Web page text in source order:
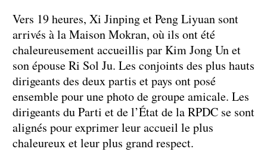
Vers 19 heures, Xi Jinping et Peng Liyuan sont
arrivés à la Maison Mokran, où ils ont été
chaleureusement accueillis par Kim Jong Un et
son épouse Ri Sol Ju. Les conjoints des plus hauts
dirigeants des deux partis et pays ont posé
ensemble pour une photo de groupe amicale. Les
dirigeants du Parti et de l’État de la RPDC se sont
alignés pour exprimer leur accueil le plus
chaleureux et leur plus grand respect.